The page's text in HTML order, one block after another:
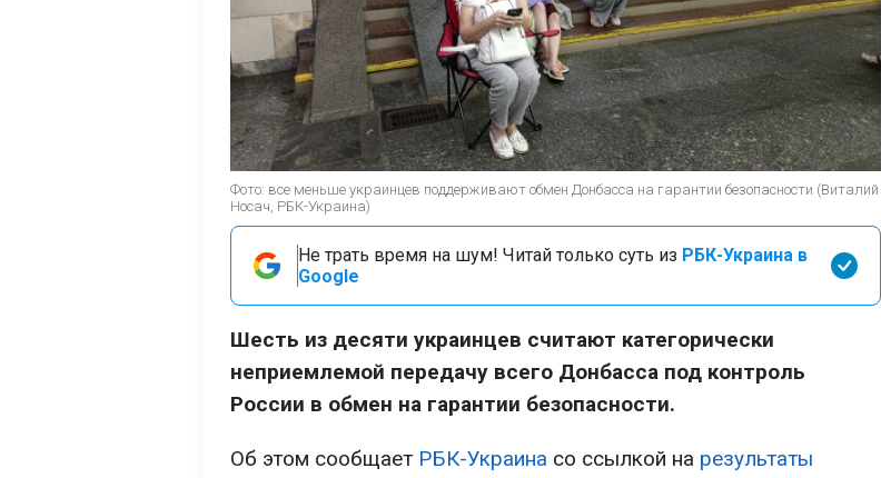
Фото: все меньше украинцев поддерживают обмен Донбасса на гарантии безопасности (Виталий
Носач, РБК-Украина)
Не трать время на шум! Читай только суть из РБК-Украина в
Google
Шесть из десяти украинцев считают категорически
неприемлемой передачу всего Донбасса под контроль
России в обмен на гарантии безопасности.
Об этом сообщает РБК-Украина со ссылкой на результаты